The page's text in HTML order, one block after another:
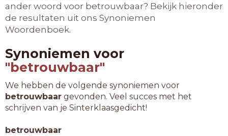
ander woord voor betrouwbaar? Bekijk hieronder
de resultaten uit ons Synoniemen
Woordenboek.
Synoniemen voor
"betrouwbaar"
We hebben de volgende synoniemen voor
betrouwbaar gevonden. Veel succes met het
schrijven van je Sinterklaasgedicht!
betrouwbaar